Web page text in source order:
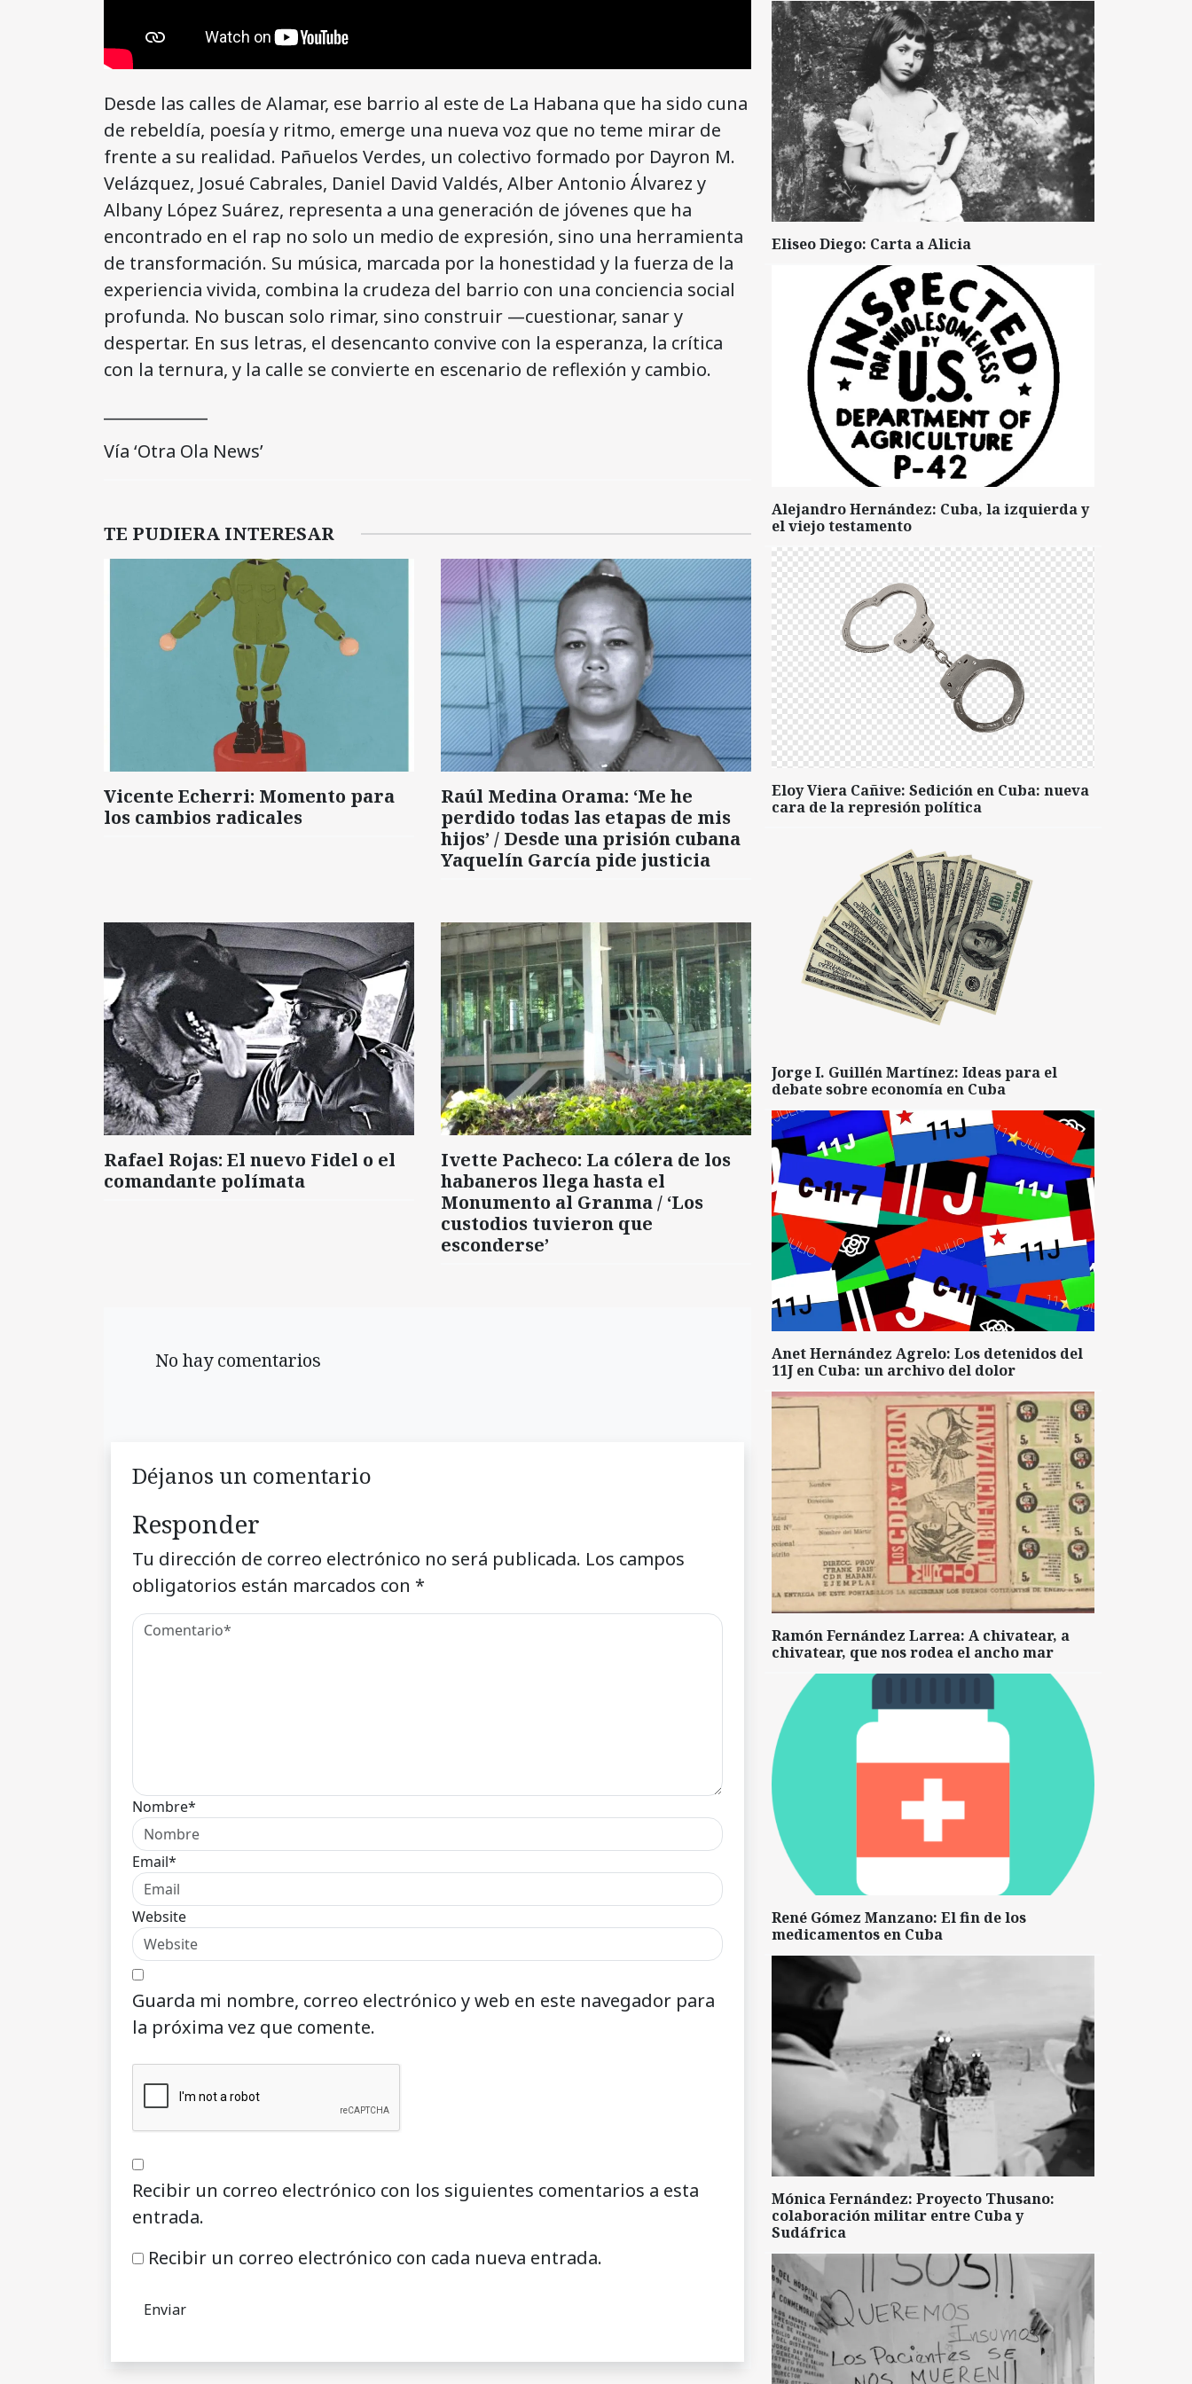
Desde las calles de Alamar, ese barrio al este de La Habana que ha sido cuna
de rebeldía, poesía y ritmo, emerge una nueva voz que no teme mirar de
frente a su realidad. Pañuelos Verdes, un colectivo formado por Dayron M.
Velázquez, Josué Cabrales, Daniel David Valdés, Alber Antonio Álvarez y
Albany López Suárez, representa a una generación de jóvenes que ha
encontrado en el rap no solo un medio de expresión, sino una herramienta
de transformación. Su música, marcada por la honestidad y la fuerza de la
experiencia vivida, combina la crudeza del barrio con una conciencia social
profunda. No buscan solo rimar, sino construir —cuestionar, sanar y
despertar. En sus letras, el desencanto convive con la esperanza, la crítica
con la ternura, y la calle se convierte en escenario de reflexión y cambio.
Vía ‘Otra Ola News’
TE PUDIERA INTERESAR
Vicente Echerri: Momento para
los cambios radicales
Raúl Medina Orama: ‘Me he
perdido todas las etapas de mis
hijos’ / Desde una prisión cubana
Yaquelín García pide justicia
Rafael Rojas: El nuevo Fidel o el
comandante polímata
Ivette Pacheco: La cólera de los
habaneros llega hasta el
Monumento al Granma / ‘Los
custodios tuvieron que
esconderse’
No hay comentarios
Déjanos un comentario
Responder
Tu dirección de correo electrónico no será publicada. Los campos
obligatorios están marcados con *
Nombre*
Email*
Website
Guarda mi nombre, correo electrónico y web en este navegador para
la próxima vez que comente.
Recibir un correo electrónico con los siguientes comentarios a esta
entrada.
Recibir un correo electrónico con cada nueva entrada.
Eliseo Diego: Carta a Alicia
Alejandro Hernández: Cuba, la izquierda y
el viejo testamento
Eloy Viera Cañive: Sedición en Cuba: nueva
cara de la represión política
Jorge I. Guillén Martínez: Ideas para el
debate sobre economía en Cuba
Anet Hernández Agrelo: Los detenidos del
11J en Cuba: un archivo del dolor
Ramón Fernández Larrea: A chivatear, a
chivatear, que nos rodea el ancho mar
René Gómez Manzano: El fin de los
medicamentos en Cuba
Mónica Fernández: Proyecto Thusano:
colaboración militar entre Cuba y
Sudáfrica